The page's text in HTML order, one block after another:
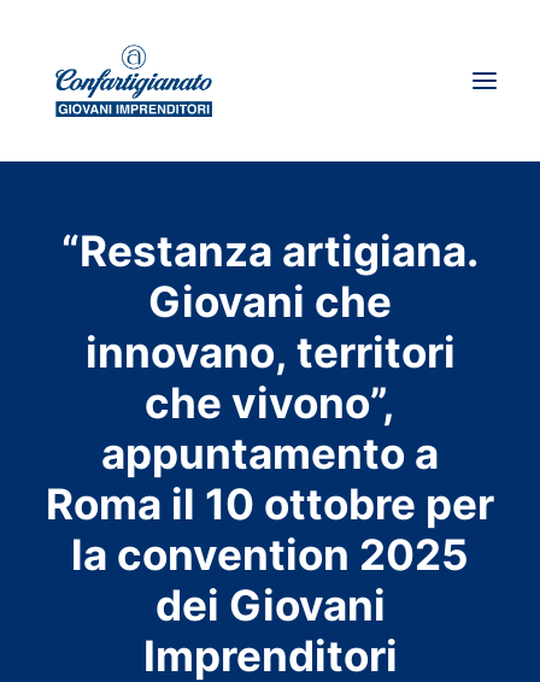
Dove siamo
Storie d’impresa
Ricerca
“Restanza artigiana.
Giovani che
innovano, territori
che vivono”,
appuntamento a
Roma il 10 ottobre per
la convention 2025
dei Giovani
Imprenditori